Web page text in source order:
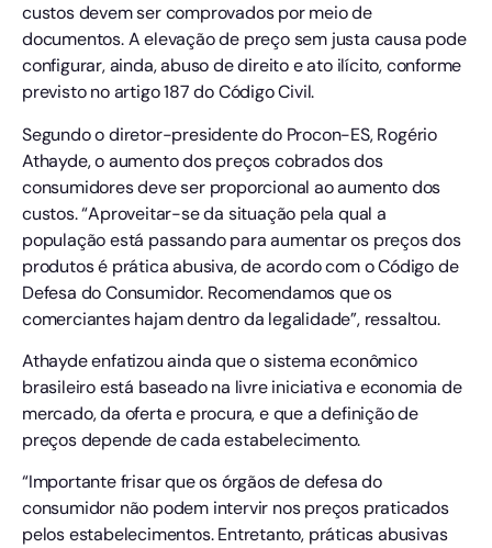
custos devem ser comprovados por meio de
documentos. A elevação de preço sem justa causa pode
configurar, ainda, abuso de direito e ato ilícito, conforme
previsto no artigo 187 do Código Civil.
Segundo o diretor-presidente do Procon-ES, Rogério
Athayde, o aumento dos preços cobrados dos
consumidores deve ser proporcional ao aumento dos
custos. “Aproveitar-se da situação pela qual a
população está passando para aumentar os preços dos
produtos é prática abusiva, de acordo com o Código de
Defesa do Consumidor. Recomendamos que os
comerciantes hajam dentro da legalidade”, ressaltou.
Athayde enfatizou ainda que o sistema econômico
brasileiro está baseado na livre iniciativa e economia de
mercado, da oferta e procura, e que a definição de
preços depende de cada estabelecimento.
“Importante frisar que os órgãos de defesa do
consumidor não podem intervir nos preços praticados
pelos estabelecimentos. Entretanto, práticas abusivas